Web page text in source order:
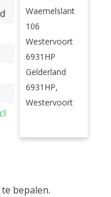
Waemelslant
106
Westervoort
6931HP
Gelderland
6931HP,
Westervoort
bepalen.